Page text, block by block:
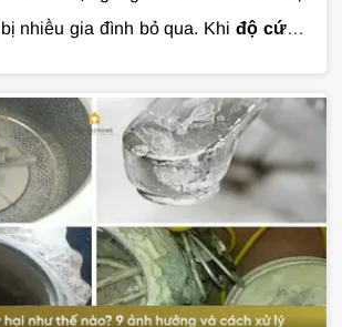
nhiều gia đình bỏ qua. Khi độ cứng
hiệu quả của xà phòng và ảnh
thọ hệ thống đường ống. Vậy
là gì, có gây hại cho sức khỏe không
quả như thế nào? Cùng
Giải Pháp
tiết trong bài viết dưới đây.